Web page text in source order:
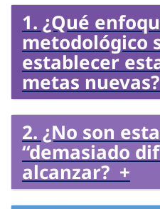
1. ¿Qué
metodológico
establecer
metas
2. ¿No son
“demasiado
alcanzar? +